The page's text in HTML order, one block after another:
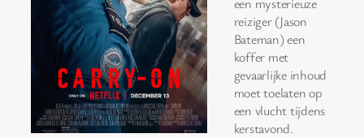
reiziger (Jason
Bateman) een
koffer met
gevaarlijke inhoud
moet toelaten op
een vlucht tijdens
kerstavond.